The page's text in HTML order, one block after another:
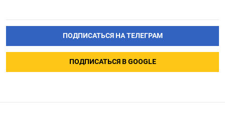
ПОДПИСАТЬСЯ НА ТЕЛЕГРАМ
ПОДПИСАТЬСЯ В GOOGLE